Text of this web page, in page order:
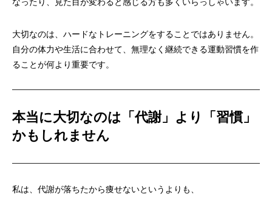
大切なのは、ハードなトレーニングをすることではありません。
自分の体力や生活に合わせて、無理なく継続できる運動習慣を作
ることが何より重要です。
本当に大切なのは「代謝」より「習慣」
かもしれません
私は、代謝が落ちたから痩せないというよりも、